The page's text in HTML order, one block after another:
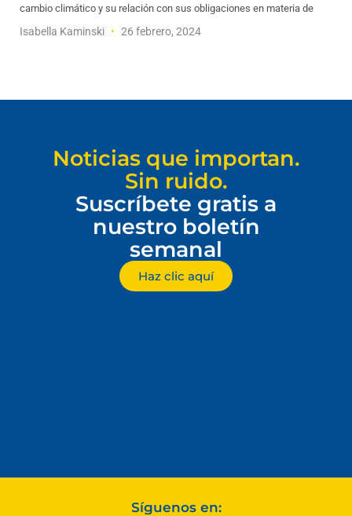
cambio climático y su relación con sus obligaciones en materia de
Isabella Kaminski 26 febrero, 2024
Noticias que importan.
Sin ruido.
Suscríbete gratis a
nuestro boletín
semanal
Haz clic aquí
Síguenos en: